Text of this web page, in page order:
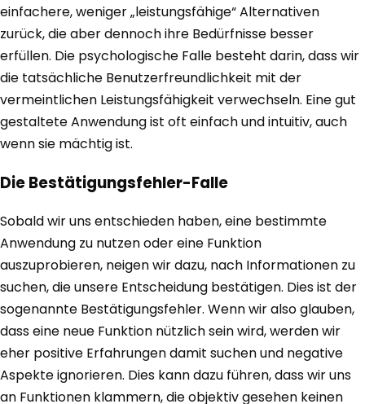
einfachere, weniger „leistungsfähige“ Alternativen
zurück, die aber dennoch ihre Bedürfnisse besser
erfüllen. Die psychologische Falle besteht darin, dass wir
die tatsächliche Benutzerfreundlichkeit mit der
vermeintlichen Leistungsfähigkeit verwechseln. Eine gut
gestaltete Anwendung ist oft einfach und intuitiv, auch
wenn sie mächtig ist.
Die Bestätigungsfehler-Falle
Sobald wir uns entschieden haben, eine bestimmte
Anwendung zu nutzen oder eine Funktion
auszuprobieren, neigen wir dazu, nach Informationen zu
suchen, die unsere Entscheidung bestätigen. Dies ist der
sogenannte Bestätigungsfehler. Wenn wir also glauben,
dass eine neue Funktion nützlich sein wird, werden wir
eher positive Erfahrungen damit suchen und negative
Aspekte ignorieren. Dies kann dazu führen, dass wir uns
an Funktionen klammern, die objektiv gesehen keinen